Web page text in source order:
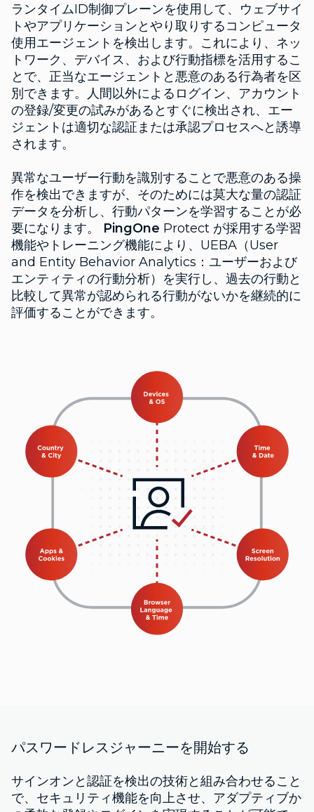
ランタイムID制御プレーンを使用して、ウェブサイ
トやアプリケーションとやり取りするコンピュータ
使用エージェントを検出します。これにより、ネッ
トワーク、デバイス、および行動指標を活用するこ
とで、正当なエージェントと悪意のある行為者を区
別できます。人間以外によるログイン、アカウント
の登録/変更の試みがあるとすぐに検出され、エー
ジェントは適切な認証または承認プロセスへと誘導
されます。
異常なユーザー行動を識別することで悪意のある操
作を検出できますが、そのためには莫大な量の認証
データを分析し、行動パターンを学習することが必
要になります。 PingOne Protect が採用する学習
機能やトレーニング機能により、UEBA（User
and Entity Behavior Analytics：ユーザーおよび
エンティティの行動分析）を実行し、過去の行動と
比較して異常が認められる行動がないかを継続的に
評価することができます。
パスワードレスジャーニーを開始する
サインオンと認証を検出の技術と組み合わせること
で、セキュリティ機能を向上させ、アダプティブか